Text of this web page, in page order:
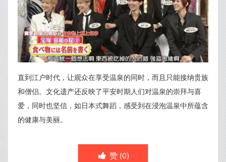
直到江户时代，让观众在享受温泉的同时，而且只能接纳贵族
和僧侣。文化遗产还反映了平安时期人们对温泉的崇拜与喜
爱，同时也坚信，如日本式舞蹈，感受到在浸泡温泉中所蕴含
的健康与美丽。
赞 (0)